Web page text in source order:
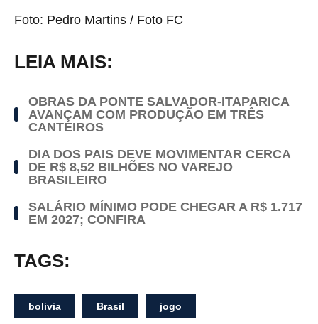
Foto: Pedro Martins / Foto FC
LEIA MAIS:
OBRAS DA PONTE SALVADOR-ITAPARICA
AVANÇAM COM PRODUÇÃO EM TRÊS
CANTEIROS
DIA DOS PAIS DEVE MOVIMENTAR CERCA
DE R$ 8,52 BILHÕES NO VAREJO
BRASILEIRO
SALÁRIO MÍNIMO PODE CHEGAR A R$ 1.717
EM 2027; CONFIRA
TAGS:
bolivia Brasil jogo